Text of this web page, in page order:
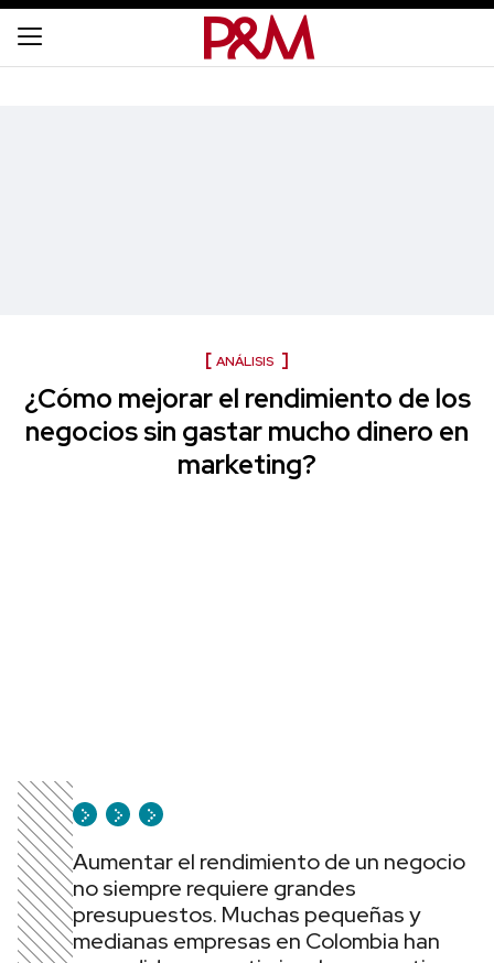
ANÁLISIS
¿Cómo mejorar el rendimiento de los
negocios sin gastar mucho dinero en
marketing?
Aumentar el rendimiento de un negocio
no siempre requiere grandes
presupuestos. Muchas pequeñas y
medianas empresas en Colombia han